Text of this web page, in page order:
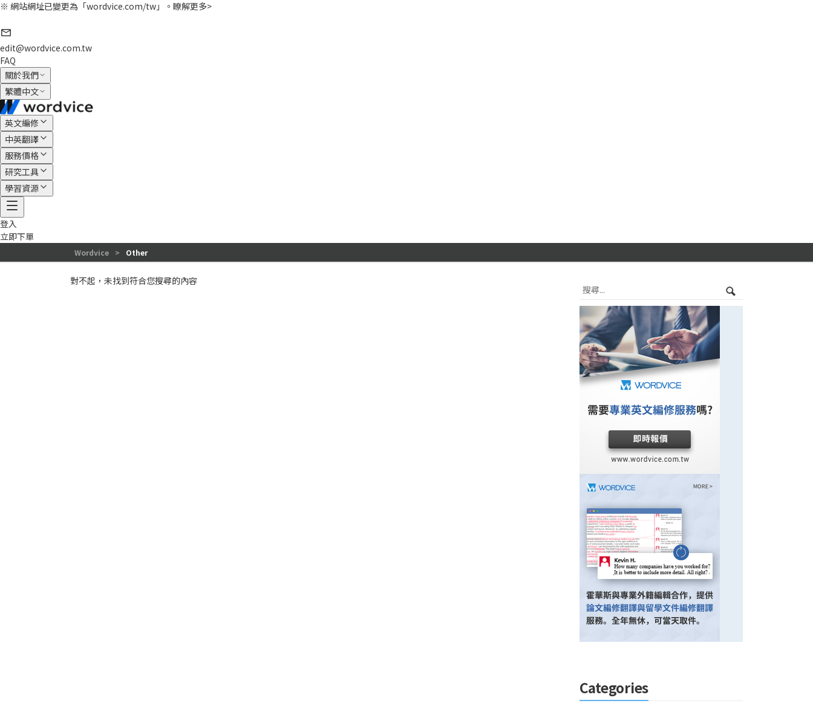
※ 網站網址已變更為「wordvice.com/tw」。 瞭解更多>
edit@wordvice.com.tw
FAQ
關於我們
繁體中文
英文編修
中英翻譯
服務價格
研究工具
學習資源
登入
立即下單
Wordvice > Other
對不起，未找到符合您搜尋的內容
Categories